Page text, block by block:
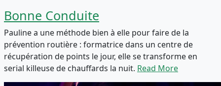
Bonne Conduite
Pauline a une méthode bien à elle pour faire de la
prévention routière : formatrice dans un centre de
récupération de points le jour, elle se transforme en
serial killeuse de chauffards la nuit. Read More